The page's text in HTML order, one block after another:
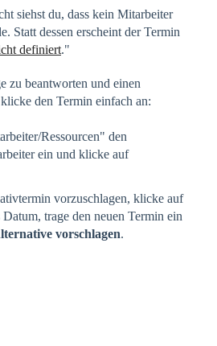
siehst du, dass kein Mitarbeiter
Statt dessen erscheint der Termin
definiert."
zu beantworten und einen
den Termin einfach an:
Ressourcen" den
ein und klicke auf
vorzuschlagen, klicke auf
trage den neuen Termin ein
vorschlagen.